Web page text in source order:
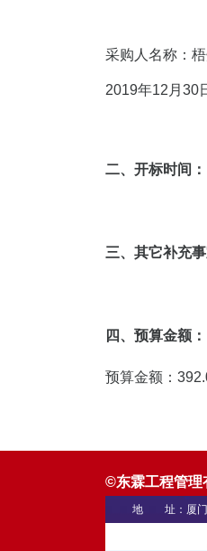
采购人名称：
2019年12月 30
二、开标时间：
三、其它补充
四、预算金额：
预算金额：
©东霖工程管理
地 址：厦门
联系电话：